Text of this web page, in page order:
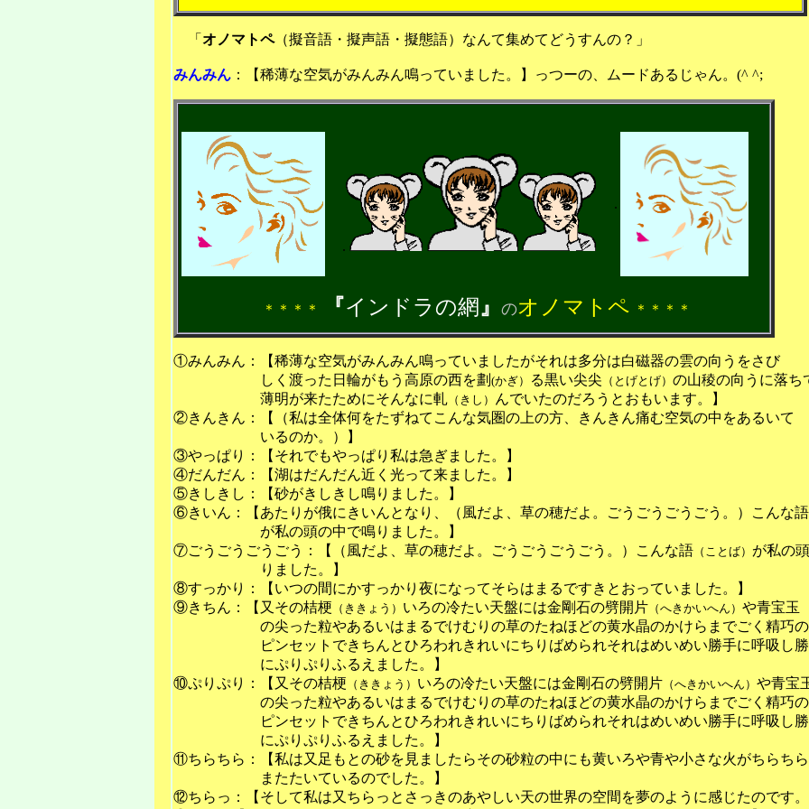
「 オノマトペ（擬音語・擬声語・擬態語）なんて集めてどうすんの？」
みんみん ：【稀薄な空気がみんみん鳴っていました。】っつーの、ムードあるじゃん。 (^ ^;
.
.
＊＊＊＊ 『インドラの網』 のオノマトペ ＊＊＊＊
①みんみん：【稀薄な空気がみんみん鳴っていましたがそれは多分は白磁器の雲の向うをさび
しく渡った日輪がもう高原の西を劃 (かぎ） る黒い尖尖 （とげとげ） の山稜の向うに落ち
薄明が来たためにそんなに軋 （きし）
んでいたのだろうとおもいます。】
②きんきん：【（私は全体何をたずねてこんな気圏の上の方、きんきん痛む空気の中をあるいて
いるのか。）】
③やっぱり：【それでもやっぱり私は急ぎました。】
④だんだん：【湖はだんだん近く光って来ました。】
⑤きしきし：【砂がきしきし鳴りました。】
⑥きいん：【あたりが俄にきいんとなり、（風だよ、草の穂だよ。ごうごうごうごう。）こんな語
が私の頭の中で鳴りました。】
⑦ごうごうごうごう：【（風だよ、草の穂だよ。ごうごうごうごう。）こんな語 （ことば） が私の
りました。】
⑧すっかり：【いつの間にかすっかり夜になってそらはまるですきとおっていました。】
⑨きちん：【又その桔梗 （ききょう） いろの冷たい天盤には金剛石の劈開片 （へきかいへん） や青宝玉
の尖った粒やあるいはまるでけむりの草のたねほどの黄水晶のかけらまでごく精巧の
ピンセットできちんとひろわれきれいにちりばめられそれはめいめい勝手に呼吸し
にぷりぷりふるえました。】
⑩ぷりぷり：【又その桔梗 （ききょう） いろの冷たい天盤には金剛石の劈開片 （へきかいへん） や青宝
の尖った粒やあるいはまるでけむりの草のたねほどの黄水晶のかけらまでごく精巧の
ピンセットできちんとひろわれきれいにちりばめられそれはめいめい勝手に呼吸し
にぷりぷりふるえました。】
⑪ちらちら：【私は又足もとの砂を見ましたらその砂粒の中にも黄いろや青や小さな火がちらちら
またたいているのでした。】
⑫ちらっ：【そして私は又ちらっとさっきのあやしい天の世界の空間を夢のように感じたのです